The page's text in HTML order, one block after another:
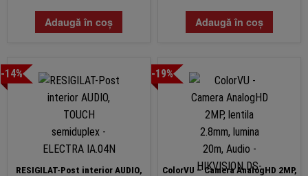
Adaugă în coș Adaugă în coș
-14%
RESIGILAT-Post interior AUDIO,
-19%
ColorVU – Camera AnalogHD 2MP,